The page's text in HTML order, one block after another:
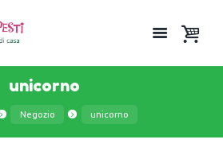
unicorno
Negozio unicorno